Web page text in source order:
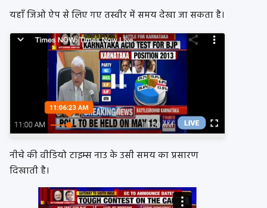
यहाँ जिओ ऐप से लिए गए तस्वीर में समय देखा जा सकता है।
नीचे की वीडियो टाइम्स नाउ के उसी समय का प्रसारण
दिखाती है।